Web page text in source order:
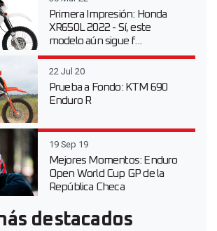
Primera Impresión: Honda
XR650L 2022 - Sí, este
modelo aún sigue f...
22 Jul 20
Prueba a Fondo: KTM 690
Enduro R
19 Sep 19
Mejores Momentos: Enduro
Open World Cup GP de la
República Checa
destacados